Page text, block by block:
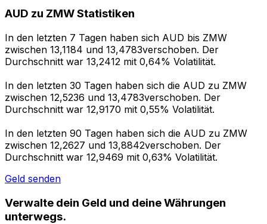
AUD zu ZMW Statistiken
In den letzten 7 Tagen haben sich AUD bis ZMW
zwischen 13,1184 und 13,4783verschoben. Der
Durchschnitt war 13,2412 mit 0,64% Volatilität.
In den letzten 30 Tagen haben sich die AUD zu ZMW
zwischen 12,5236 und 13,4783verschoben. Der
Durchschnitt war 12,9170 mit 0,55% Volatilität.
In den letzten 90 Tagen haben sich die AUD zu ZMW
zwischen 12,2627 und 13,8842verschoben. Der
Durchschnitt war 12,9469 mit 0,63% Volatilität.
Geld senden
Verwalte dein Geld und deine Währungen
unterwegs.